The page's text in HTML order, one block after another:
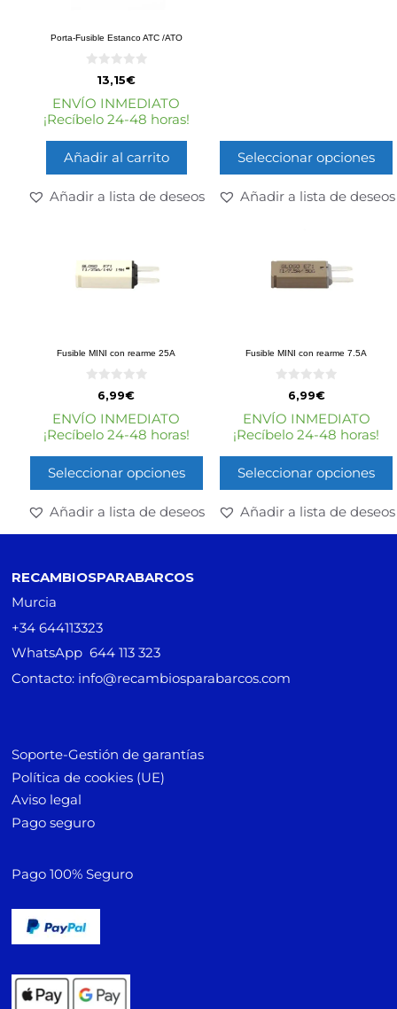
Porta-Fusible Estanco ATC /ATO
e
5
13,15€
ENVÍO INMEDIATO
¡Recíbelo 24-48 horas!
Añadir al carrito
Añadir a lista de deseos
Seleccionar opciones
Añadir a lista de deseos
Fusible MINI con rearme 25A
e
5
6,99€
ENVÍO INMEDIATO
¡Recíbelo 24-48 horas!
Seleccionar opciones
Añadir a lista de deseos
Fusible MINI con rearme 7.5A
e
5
6,99€
ENVÍO INMEDIATO
¡Recíbelo 24-48 horas!
Seleccionar opciones
Añadir a lista de deseos
RECAMBIOSPARABARCOS
Murcia
+34 644113323
WhatsApp 644 113 323
Contacto: info@recambiosparabarcos.com
Soporte-Gestión de garantías
Política de cookies (UE)
Aviso legal
Pago seguro
Pago 100% Seguro